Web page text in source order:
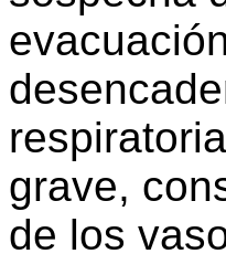
grave,
de los